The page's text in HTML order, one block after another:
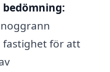
fastighet för att